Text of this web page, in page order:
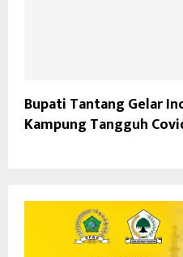
Bupati Tantang Gelar
Kampung Tangguh